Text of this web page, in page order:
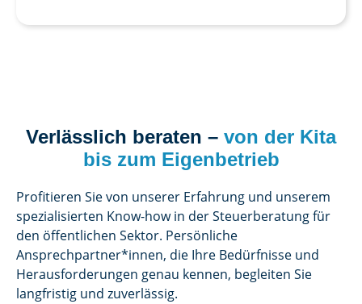
Verlässlich beraten – von der Kita
bis zum Eigenbetrieb
Profitieren Sie von unserer Erfahrung und unserem
spezialisierten Know-how in der Steuerberatung für
den öffentlichen Sektor. Persönliche
Ansprechpartner*innen, die Ihre Bedürfnisse und
Herausforderungen genau kennen, begleiten Sie
langfristig und zuverlässig.